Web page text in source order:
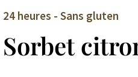
24 heures - Sans gluten
Sorbet